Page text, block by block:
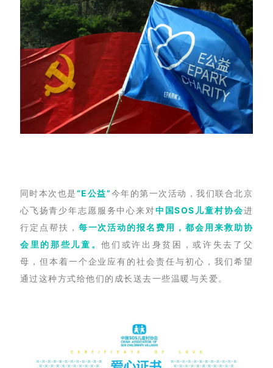
同时本次也是“E公益”今年的第一次活动，我们联合北京
心飞扬青少年志愿服务中心来对中国SOS儿童村协会进
行定点帮扶， 每一次活动的报名费用，都会用来救助协
会里的那些儿童。他们或许出身贫困，或许失去了父
母，但本着一个企业应有的社会责任与初心，我们希望
通过这种方式给他们的成长送去一些温暖与关爱。